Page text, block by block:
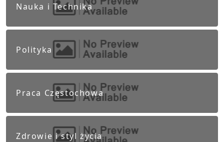
Nauka i Technika
Polityka
Praca Częstochowa
Zdrowie i styl życia